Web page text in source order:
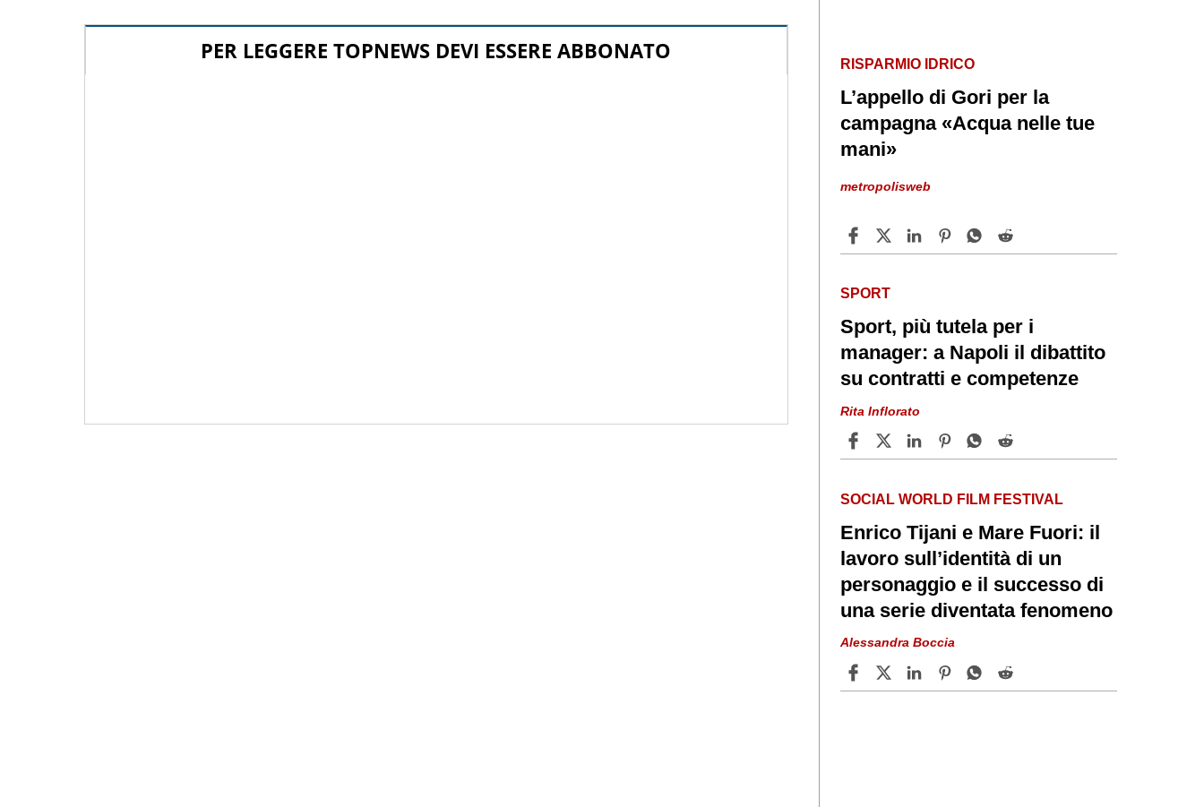
PER LEGGERE TOPNEWS DEVI ESSERE ABBONATO RISPARMIO IDRICO
L’appello di Gori per la
campagna «Acqua nelle tue
mani»
metropolisweb
SPORT
Sport, più tutela per i
manager: a Napoli il dibattito
su contratti e competenze
Rita Inflorato
SOCIAL WORLD FILM FESTIVAL
Enrico Tijani e Mare Fuori: il
lavoro sull’identità di un
personaggio e il successo di
una serie diventata fenomeno
Alessandra Boccia